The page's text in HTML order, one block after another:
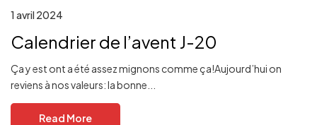
1 avril 2024
Calendrier de l’avent J-20
Ça y est ont a été assez mignons comme ça!Aujourd’hui on
reviens à nos valeurs: la bonne...
Read More